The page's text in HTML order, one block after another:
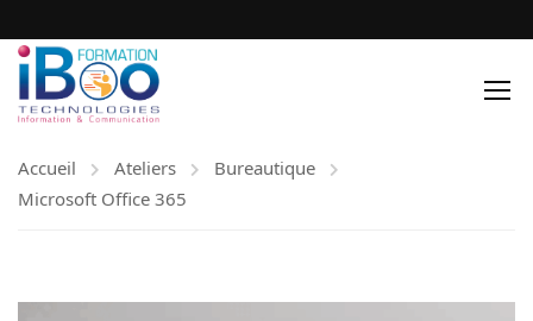
Accueil Ateliers
Bureautique
Microsoft Office 365